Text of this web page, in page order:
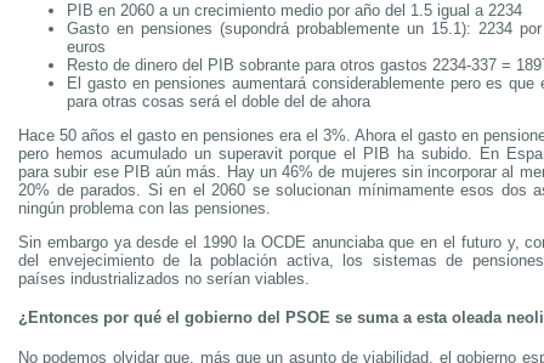
PIB en 2060 a un crecimiento medio por año del 1.5 igual a 2234
Gasto en pensiones (supondrá probablemente un 15.1): 2234
euros
Resto de dinero del PIB sobrante para otros gastos 2234-337 =
El gasto en pensiones aumentará considerablemente pero es que
para otras cosas será el doble del de ahora
Hace 50 años el gasto en pensiones era el 3%. Ahora el gasto en
pero hemos acumulado un superavit porque el PIB ha subido. En
para subir ese PIB aún más. Hay un 46% de mujeres sin incorporar al
20% de parados. Si en el 2060 se solucionan mínimamente esos dos
ningún problema con las pensiones.
Sin embargo ya desde el 1990 la OCDE anunciaba que en el futuro y,
del envejecimiento de la población activa, los sistemas de
países industrializados no serían viables.
¿Entonces por qué el gobierno del PSOE se suma a esta oleada
No podemos olvidar que, más que un asunto de viabilidad, el gobierno